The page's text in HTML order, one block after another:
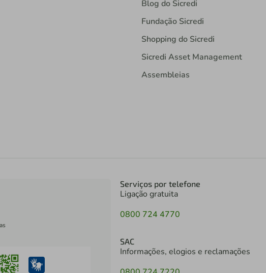
Blog do Sicredi
Fundação Sicredi
Shopping do Sicredi
Sicredi Asset Management
Assembleias
Serviços por telefone
Ligação gratuita
0800 724 4770
SAC
Informações, elogios e reclamações